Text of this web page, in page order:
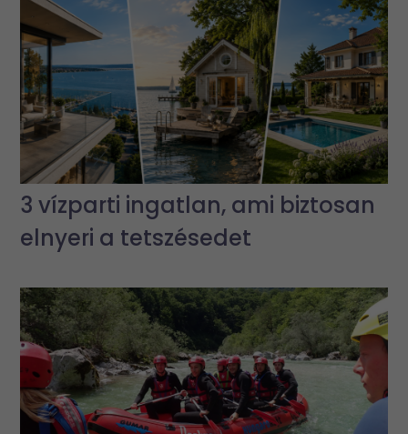
3 vízparti ingatlan, ami biztosan
elnyeri a tetszésedet